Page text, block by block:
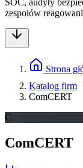
zespołów
Strona
Katalog firm
ComCERT
C
ComCERT